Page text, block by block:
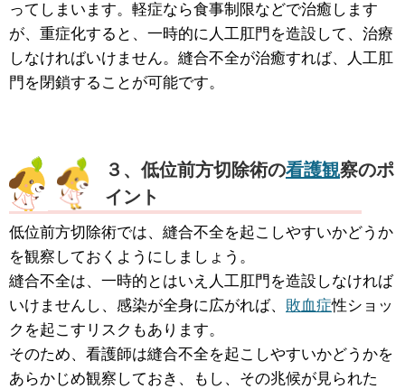
ってしまいます。軽症なら食事制限などで治癒します
が、重症化すると、一時的に人工肛門を造設して、治療
しなければいけません。縫合不全が治癒すれば、人工肛
門を閉鎖することが可能です。
３、低位前方切除術の看護観察のポ
イント
低位前方切除術では、縫合不全を起こしやすいかどうか
を観察しておくようにしましょう。
縫合不全は、一時的とはいえ人工肛門を造設しなければ
いけませんし、感染が全身に広がれば、 敗血症性ショッ
クを起こすリスクもあります。
そのため、看護師は縫合不全を起こしやすいかどうかを
あらかじめ観察しておき、もし、その兆候が見られた